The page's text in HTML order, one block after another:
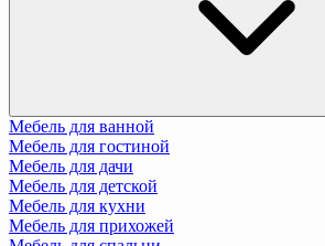
Мебель для ванной
Мебель для гостиной
Мебель для дачи
Мебель для детской
Мебель для кухни
Мебель для прихожей